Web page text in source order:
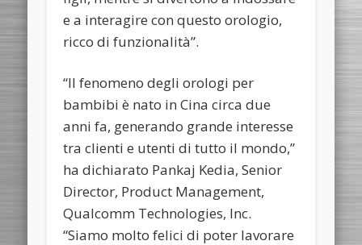
e a interagire con questo orologio,
ricco di funzionalità”.
“Il fenomeno degli orologi per
bambibi è nato in Cina circa due
anni fa, generando grande interesse
tra clienti e utenti di tutto il mondo,”
ha dichiarato Pankaj Kedia, Senior
Director, Product Management,
Qualcomm Technologies, Inc.
“Siamo molto felici di poter lavorare